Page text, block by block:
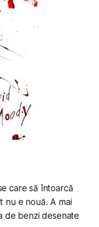
care să întoarcă
nu e nouă. A mai
de benzi desenate